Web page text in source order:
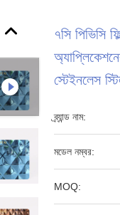
৭সি পিভিসি
স্টেইনলেস
ব্র্যান্ড নাম:
মডেল নম্বর:
MOQ: